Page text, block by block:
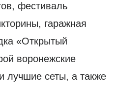
фестиваль
гаражная
«Открытый
воронежские
лучшие сеты, а также